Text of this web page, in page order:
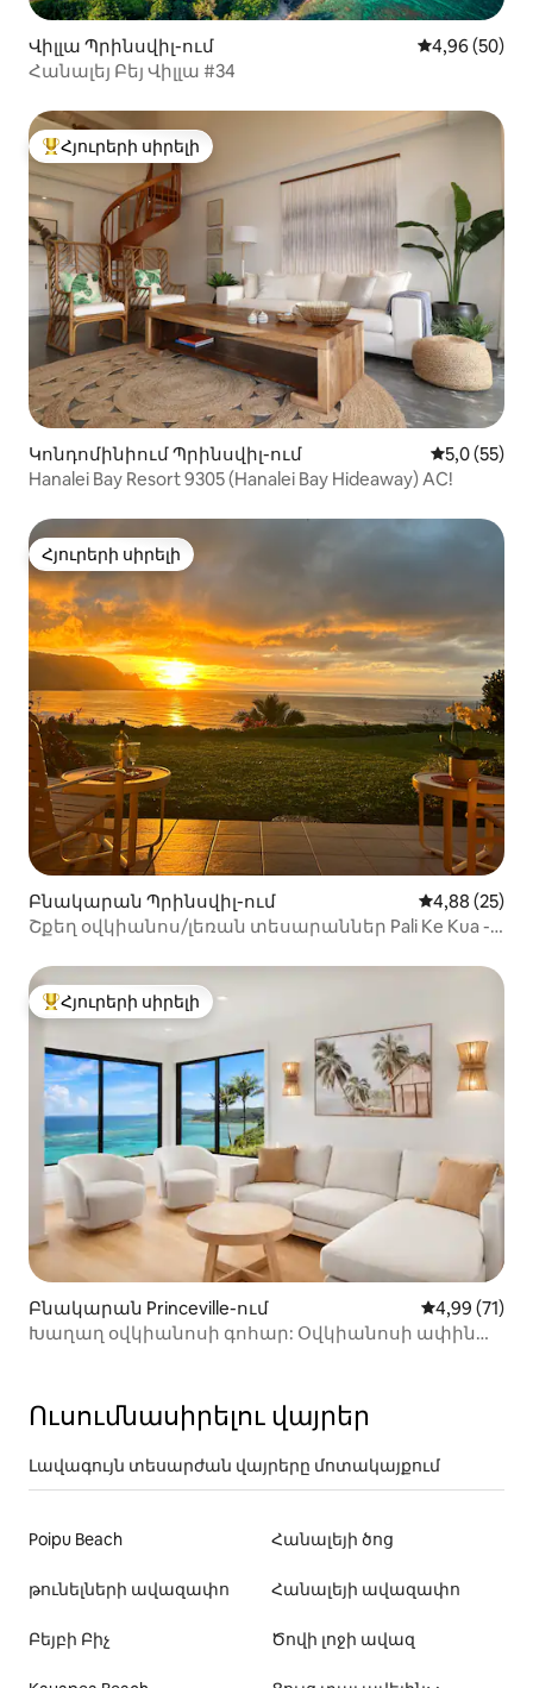
Վիլլա Պրինսվիլ-ում Միջին
4,96 (50)
Հանալեյ Բեյ Վիլլա #34
Հյուրերի սիրելի լավագույն տները
Հյուրերի սիրելի
Կոնդոմինիում Պրինսվիլ-ում Միջին
5,0 (55)
Hanalei Bay Resort 9305 (Hanalei Bay Hideaway) AC!
Հյուրերի սիրելի
Հյուրերի սիրելի
Բնակարան Պրինսվիլ-ում Միջին
4,88 (25)
Շքեղ օվկիանոս/լեռան տեսարաններ Pali Ke Kua -
Հյուրերի սիրելի լավագույն տները
Հյուրերի սիրելի
Բնակարան Princeville-ում Միջին
4,99 (71)
Խաղաղ օվկիանոսի գոհար: Օվկիանոսի ափին
Ուսումնասիրելու վայրեր
Լավագույն տեսարժան վայրերը մոտակայքում
Poipu Beach Հանալեյի ծոց
թունելների ավազափո Հանալեյի ավազափո
Բեյբի Բիչ Ծովի լոջի ավազ